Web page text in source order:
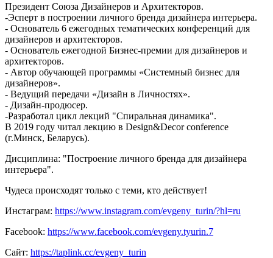
Президент Союза Дизайнеров и Архитекторов.
-Эсперт в построении личного бренда дизайнера интерьера.
- Основатель 6 ежегодных тематических конференций для
дизайнеров и архитекторов.
- Основатель ежегодной Бизнес-премии для дизайнеров и
архитекторов.
- Автор обучающей программы «Системный бизнес для
дизайнеров».
- Ведущий передачи «Дизайн в Личностях».
- Дизайн-продюсер.
-Разработал цикл лекций "Спиральная динамика".
В 2019 году читал лекцию в Design&Decor conference
(г.Минск, Беларусь).
Дисциплина: "Построение личного бренда для дизайнера
интерьера".
Чудеса происходят только с теми, кто действует!
Инстаграм: https://www.instagram.com/evgeny_turin/?hl=ru
Facebook: https://www.facebook.com/evgeny.tyurin.7
Сайт: https://taplink.cc/evgeny_turin